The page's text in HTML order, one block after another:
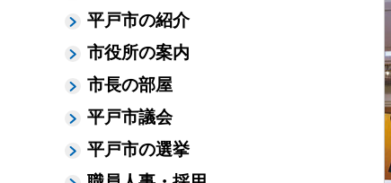
平戸市の紹介
市役所の案内
市長の部屋
平戸市議会
平戸市の選挙